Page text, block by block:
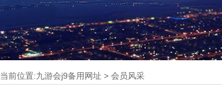
当前位置:九游会j9备用网址 > 会员风采